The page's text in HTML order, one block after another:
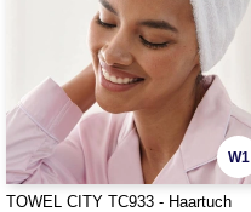
W1
TOWEL CITY TC933 - Haartuch